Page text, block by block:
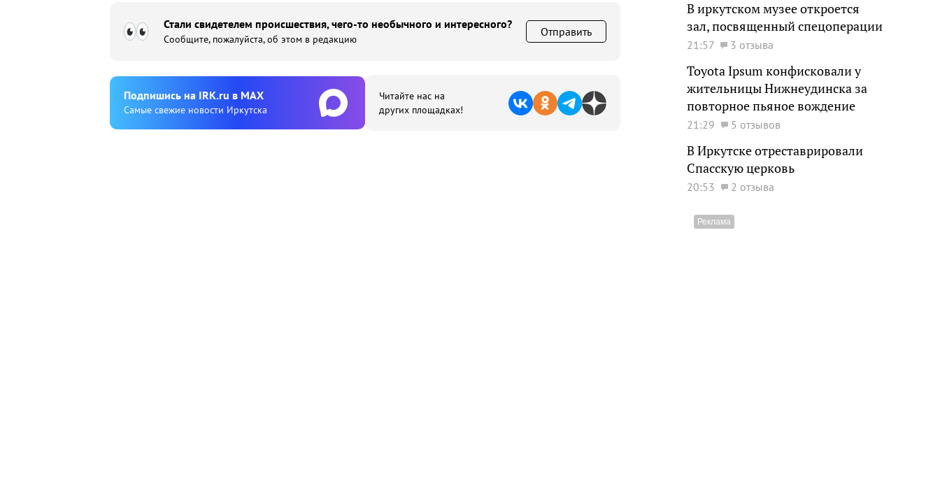
Стали свидетелем происшествия, чего-то необычного и интересного?
Сообщите, пожалуйста, об этом в редакцию
Отправить
Подпишиcь на IRK.ru в MAX
Cамые свежие новости Иркутска
Читайте нас на
других площадках!
В иркутском музее откроется
зал, посвященный спецоперации
21:57 3 отзыва
Toyota Ipsum конфисковали у
жительницы Нижнеудинска за
повторное пьяное вождение
21:29 5 отзывов
В Иркутске отреставрировали
Спасскую церковь
20:53 2 отзыва